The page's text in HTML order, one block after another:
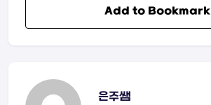
Add to Bookmark
은주쌤